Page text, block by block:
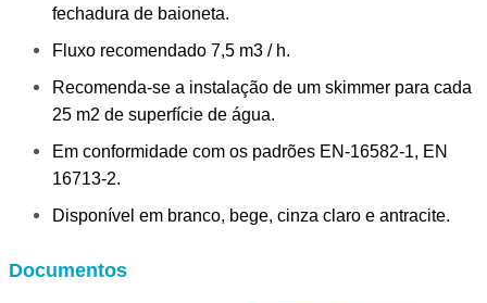
fechadura de baioneta.
Fluxo recomendado 7,5 m3 / h.
Recomenda-se a instalação de um skimmer para cada
25 m2 de superfície de água.
Em conformidade com os padrões EN-16582-1, EN
16713-2.
Disponível em branco, bege, cinza claro e antracite.
Documentos